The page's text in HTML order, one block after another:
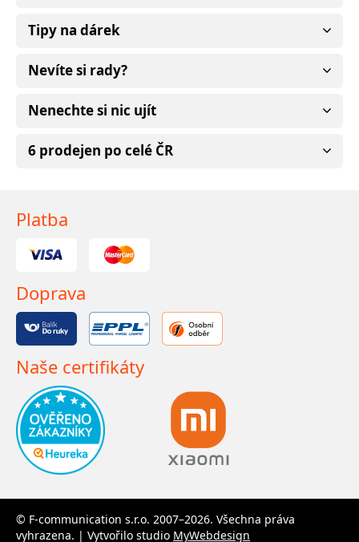
Tipy na dárek
Nevíte si rady?
Nenechte si nic ujít
6 prodejen po celé ČR
Platba
Doprava
Naše certifikáty
© F-communication s.r.o. 2007–2026. Všechna práva
vyhrazena. | Vytvořilo studio MyWebdesign